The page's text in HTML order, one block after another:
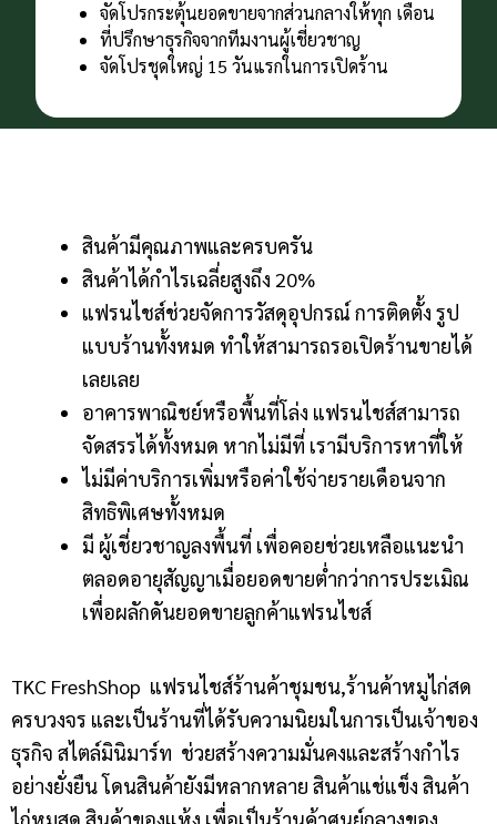
จัดโปรกระตุ้นยอดขายจากส่วนกลางให้ทุก เดือน
ที่ปรึกษาธุรกิจจากทีมงานผู้เชี่ยวชาญ
จัดโปรชุดใหญ่ 15 วันแรกในการเปิดร้าน
สินค้ามีคุณภาพและครบครัน
สินค้าได้กำไรเฉลี่ยสูงถึง 20%
แฟรนไชส์ช่วยจัดการวัสดุอุปกรณ์ การติดตั้ง รูป
แบบร้านทั้งหมด ทำให้สามารถรอเปิดร้านขายได้
เลยเลย
อาคารพาณิชย์หรือพื้นที่โล่ง แฟรนไชส์สามารถ
จัดสรรได้ทั้งหมด หากไม่มีที่ เรามีบริการหาที่ให้
ไม่มีค่าบริการเพิ่มหรือค่าใช้จ่ายรายเดือนจาก
สิทธิพิเศษทั้งหมด
มี ผู้เชี่ยวชาญลงพื้นที่ เพื่อคอยช่วยเหลือแนะนำ
ตลอดอายุสัญญาเมื่อยอดขายต่ำกว่าการประเมิณ
เพื่อผลักดันยอดขายลูกค้าแฟรนไชส์
TKC FreshShop แฟรนไชส์ร้านค้าชุมชน,ร้านค้าหมูไก่สด
ครบวงจร และเป็นร้านที่ได้รับความนิยมในการเป็นเจ้าของ
ธุรกิจ สไตล์มินิมาร์ท ช่วยสร้างความมั่นคงและสร้างกำไร
อย่างยั่งยืน โดนสินค้ายังมีหลากหลาย สินค้าแช่แข็ง สินค้า